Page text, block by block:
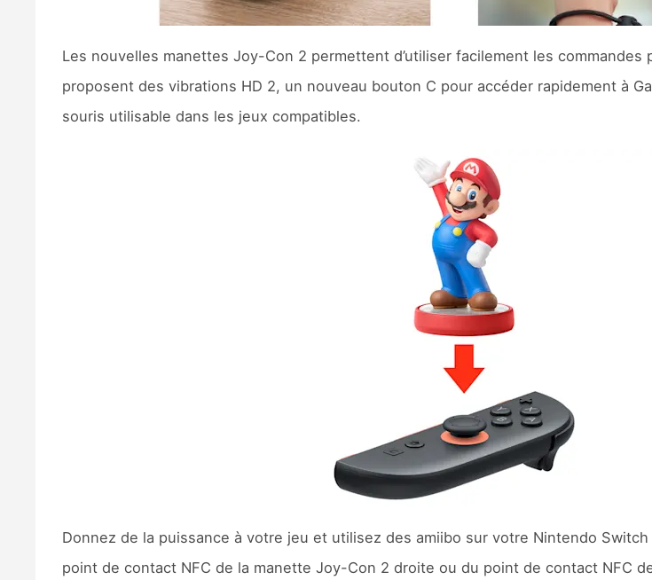
Les nouvelles manettes Joy-Con 2 permettent d’utiliser facilement les commandes
proposent des vibrations HD 2, un nouveau bouton C pour accéder rapidement à
souris utilisable dans les jeux compatibles.
Donnez de la puissance à votre jeu et utilisez des amiibo sur votre Nintendo
point de contact NFC de la manette Joy-Con 2 droite ou du point de contact NFC